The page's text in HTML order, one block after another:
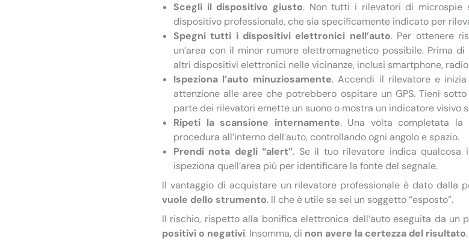
Scegli il dispositivo giusto. Non tutti i rilevatori di microspie
dispositivo professionale, che sia specificamente indicato per
Spegni tutti i dispositivi elettronici nell’auto. Per ottenere
un’area con il minor rumore elettromagnetico possibile. Prima
altri dispositivi elettronici nelle vicinanze, inclusi smartphone,
Ispeziona l’auto minuziosamente. Accendi il rilevatore e
attenzione alle aree che potrebbero ospitare un GPS. Tieni
parte dei rilevatori emette un suono o mostra un indicatore visivo
Ripeti la scansione internamente. Una volta completata la
procedura all’interno dell’auto, controllando ogni angolo e spazio.
Prendi nota degli “alert”. Se il tuo rilevatore indica qualcosa
ispeziona quell’area più per identificare la fonte del segnale.
Il vantaggio di acquistare un rilevatore professionale è dato dalla
vuole dello strumento. Il che è utile se sei un soggetto “esposto”.
Il rischio, rispetto alla bonifica elettronica dell’auto eseguita da un
positivi o negativi. Insomma, di non avere la certezza del risultato.